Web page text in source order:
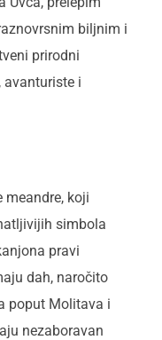
biljnim i
prirodni
avanturiste i
meandre, koji
simbola
pravi
dah, naročito
poput Molitava i
nezaboravan